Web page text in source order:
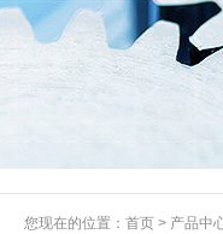
您现在的位置： 首页 > 产品中